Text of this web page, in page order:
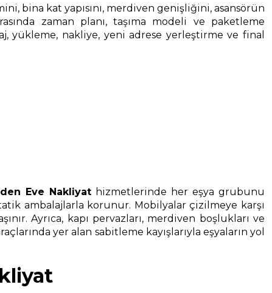
bina kat yapısını, merdiven genişliğini, asansörün
zaman planı, taşıma modeli ve paketleme
yükleme, nakliye, yeni adrese yerleştirme ve final
Eve Nakliyat hizmetlerinde her eşya grubunu
ambalajlarla korunur. Mobilyalar çizilmeye karşı
Ayrıca, kapı pervazları, merdiven boşlukları ve
yer alan sabitleme kayışlarıyla eşyaların yol